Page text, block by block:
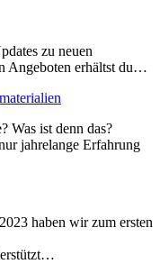
zu neuen
Angeboten erhältst du…
Was ist denn das?
jahrelange Erfahrung
haben wir zum ersten